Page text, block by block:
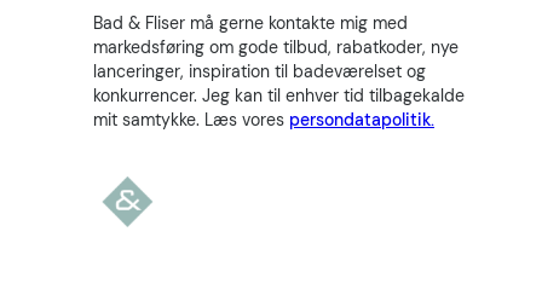
Bad & Fliser må gerne kontakte mig med
markedsføring om gode tilbud, rabatkoder, nye
lanceringer, inspiration til badeværelset og
konkurrencer. Jeg kan til enhver tid tilbagekalde
mit samtykke. Læs vores persondatapolitik.